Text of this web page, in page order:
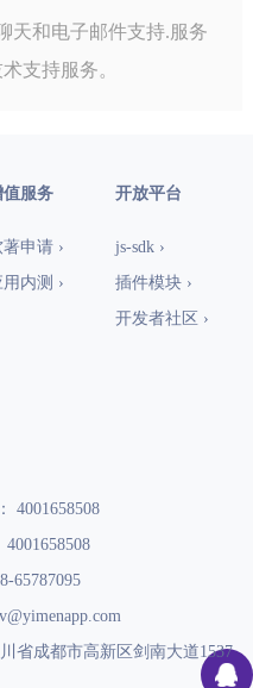
天和电子邮件支持.服务
支持服务。
值服务
申请 ›
用内测 ›
开放平台
js-sdk ›
插件模块 ›
开发者社区 ›
4001658508
65787095
省成都市高新区剑南大道1537